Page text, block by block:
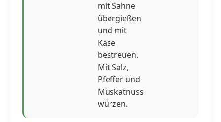
mit Sahne
übergießen
und mit
Käse
bestreuen.
Mit Salz,
Pfeffer und
Muskatnuss
würzen.